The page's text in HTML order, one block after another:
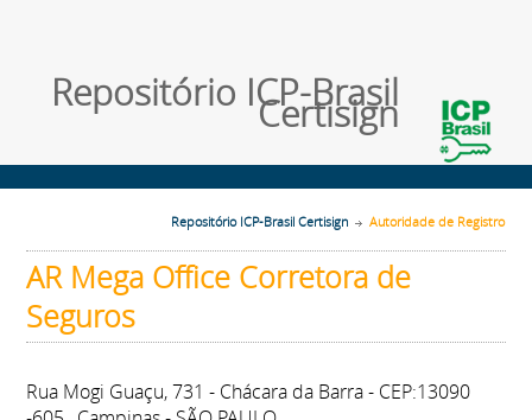
Repositório ICP-Brasil
Certisign
Repositório ICP-Brasil Certisign Autoridade de Registro
AR Mega Office Corretora de
Seguros
Rua Mogi Guaçu, 731 - Chácara da Barra - CEP:13090